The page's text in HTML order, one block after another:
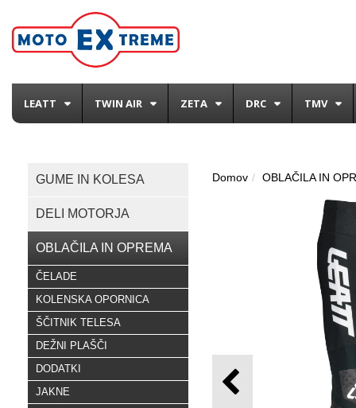
LEATT TWIN AIR ZETA DRC TMV
GUME IN KOLESA
DELI MOTORJA
OBLAČILA IN OPREMA
ČELADE
KOLENSKA OPORNICA
ŠČITNIK TELESA
DEŽNI PLAŠČI
DODATKI
JAKNE
Domov OBLAČILA IN